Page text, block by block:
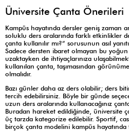
Üniversite Çanta Önerileri
Kampüs hayatında dersler geniş zaman
soluklu ders aralarında farklı etkinlikler
çanta kullanılır mı?” sorusunun asıl
Sadece dersten ibaret olmayan bu
uzaktayken de ihtiyaçlarınıza
kullanılan çanta, taşımasından
olmalıdır.
Bazı günler daha az ders olabilir; ders
tercih edebilirsiniz. Böyle bir günde
uzun ders aralarında kullanacağınız
Buradan hareket edildiğinde, üniversite
üç tarzda kategorize edilebilir. Sportif,
birçok çanta modelini kampüs hayatında